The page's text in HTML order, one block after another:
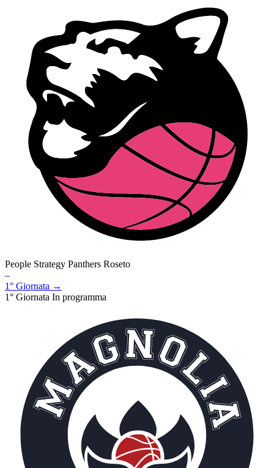
People Strategy Panthers Roseto
–
1° Giornata →
1° Giornata In programma